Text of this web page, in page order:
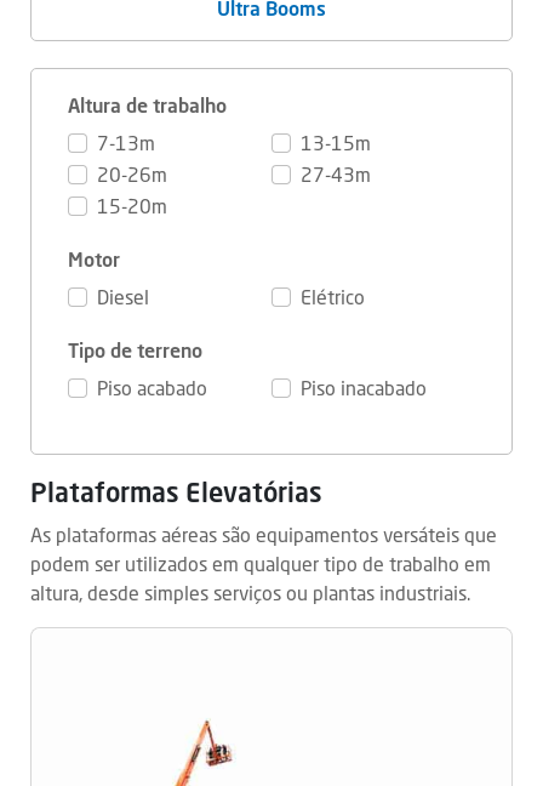
Ultra Booms
Altura de trabalho
7-13m
13-15m
20-26m
27-43m
15-20m
Motor
Diesel Elétrico
Tipo de terreno
Piso acabado Piso inacabado
Plataformas Elevatórias
As plataformas aéreas são equipamentos versáteis que
podem ser utilizados em qualquer tipo de trabalho em
altura, desde simples serviços ou plantas industriais.